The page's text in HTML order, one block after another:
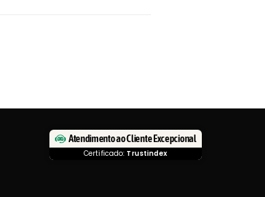
Atendimento ao Cliente Excepcional
Certificado: Trustindex